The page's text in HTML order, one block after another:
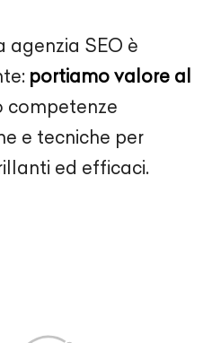
SEO è
portiamo valore al
competenze
e tecniche per
ed efficaci.